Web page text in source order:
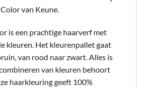
van Keune.
is een prachtige haarverf met
kleuren. Het kleurenpallet gaat
van rood naar zwart. Alles is
van kleuren behoort
haarkleuring geeft 100%